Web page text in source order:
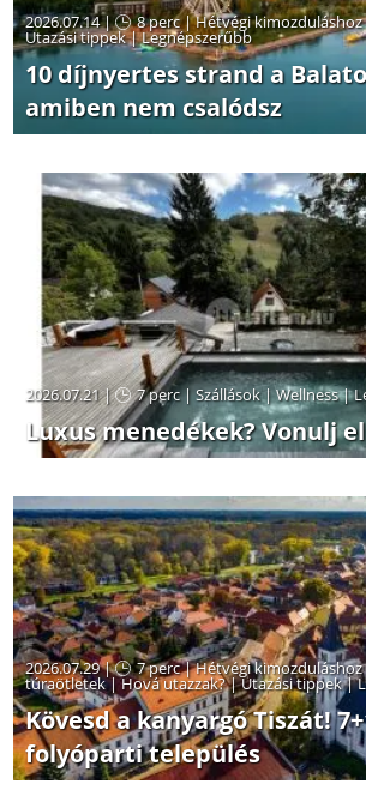
2026.07.14 | 8 perc|Hétvégi kimozduláshoz
Utazási tippek|Legnépszerűbb
10 díjnyertes strand a
amiben nem csalódsz
2026.07.21 | 7 perc|Szállások|Wellness|
Luxus menedékek? Vonulj
2026.07.29 | 7 perc|Hétvégi kimozduláshoz
túraötletek|Hová utazzak?|Utazási tippek|
Kövesd a kanyargó Tiszát!
folyóparti település